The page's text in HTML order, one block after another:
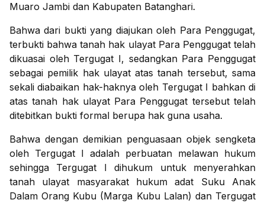
Muaro Jambi dan Kabupaten Batanghari.
Bahwa dari bukti yang diajukan oleh Para Penggugat,
terbukti bahwa tanah hak ulayat Para Penggugat telah
dikuasai oleh Tergugat I, sedangkan Para Penggugat
sebagai pemilik hak ulayat atas tanah tersebut, sama
sekali diabaikan hak-haknya oleh Tergugat I bahkan di
atas tanah hak ulayat Para Penggugat tersebut telah
ditebitkan bukti formal berupa hak guna usaha.
Bahwa dengan demikian penguasaan objek sengketa
oleh Tergugat I adalah perbuatan melawan hukum
sehingga Tergugat I dihukum untuk menyerahkan
tanah ulayat masyarakat hukum adat Suku Anak
Dalam Orang Kubu (Marga Kubu Lalan) dan Tergugat